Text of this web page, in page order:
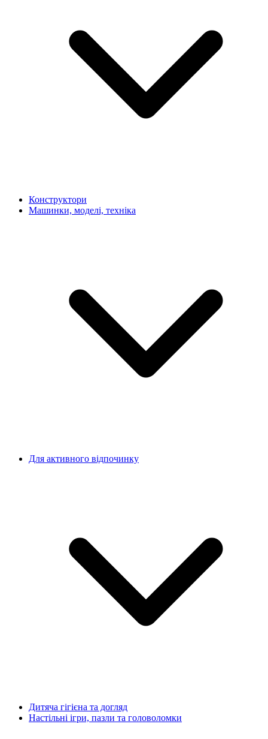
Конструктори
Машинки, моделі, техніка
Для активного відпочинку
Дитяча гігієна та догляд
Настільні ігри, пазли та головоломки